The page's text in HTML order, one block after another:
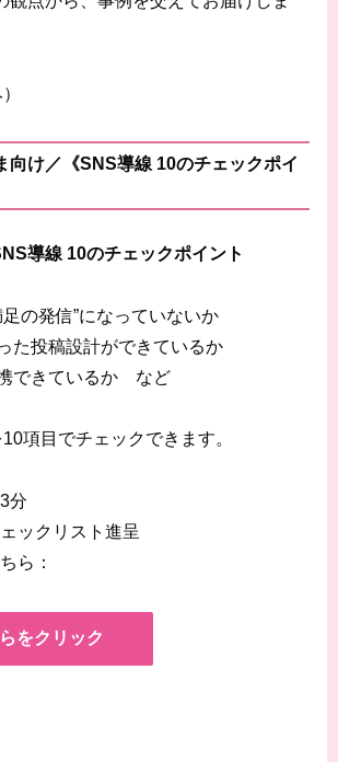
向け／《SNS導線 10のチェックポイ
導線 10のチェックポイント
の発信”になっていないか
た投稿設計ができているか
できているか など
項目でチェックできます。
分
ックリスト進呈
ら：
をクリック